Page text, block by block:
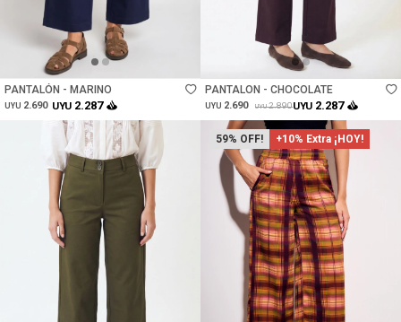
Talle
PANTALÓN - MARINO
UYU 2.690 UYU 2.287
PANTALON - CHOCOLATE
UYU 2.690 UYU 2.890UYU 2.287
59 +10% Extra ¡HOY!